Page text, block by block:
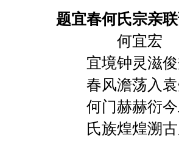
题宜春何氏宗亲
何宜宏
宜境钟灵滋
春风澹荡入
何门赫赫衍
氏族煌煌溯